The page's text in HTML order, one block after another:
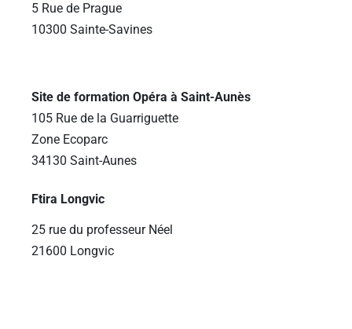
5 Rue de Prague
10300 Sainte-Savines
Site de formation Opéra à Saint-Aunès
105 Rue de la Guarriguette
Zone Ecoparc
34130 Saint-Aunes
Ftira Longvic
25 rue du professeur Néel
21600 Longvic